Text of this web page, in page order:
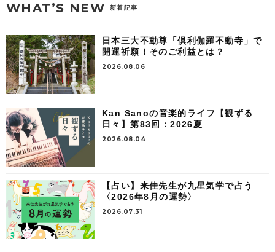
WHAT’S NEW 新着記事
日本三大不動尊「倶利伽羅不動寺」で
開運祈願！そのご利益とは？
2026.08.06
Kan Sanoの音楽的ライフ【観ずる
日々】第83回：2026夏
2026.08.04
【占い】来佳先生が九星気学で占う
〈2026年8月の運勢〉
2026.07.31